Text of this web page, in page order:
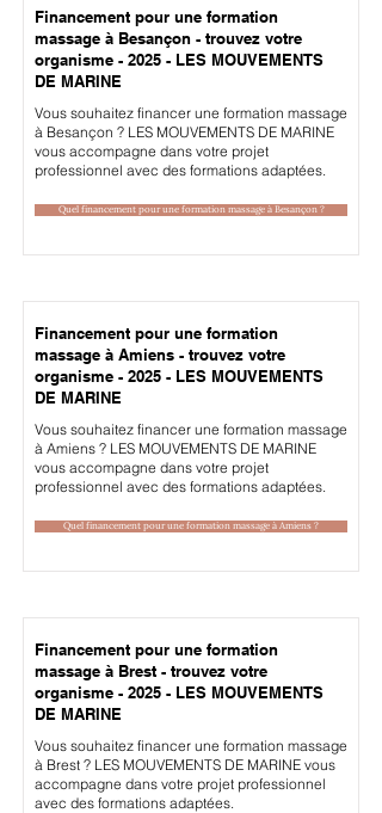
Financement pour une formation
massage à Besançon - trouvez votre
organisme - 2025 - LES MOUVEMENTS
DE MARINE
Vous souhaitez financer une formation massage
à Besançon ? LES MOUVEMENTS DE MARINE
vous accompagne dans votre projet
professionnel avec des formations adaptées.
Quel financement pour une formation massage à Besançon ?
Financement pour une formation
massage à Amiens - trouvez votre
organisme - 2025 - LES MOUVEMENTS
DE MARINE
Vous souhaitez financer une formation massage
à Amiens ? LES MOUVEMENTS DE MARINE
vous accompagne dans votre projet
professionnel avec des formations adaptées.
Quel financement pour une formation massage à Amiens ?
Financement pour une formation
massage à Brest - trouvez votre
organisme - 2025 - LES MOUVEMENTS
DE MARINE
Vous souhaitez financer une formation massage
à Brest ? LES MOUVEMENTS DE MARINE vous
accompagne dans votre projet professionnel
avec des formations adaptées.